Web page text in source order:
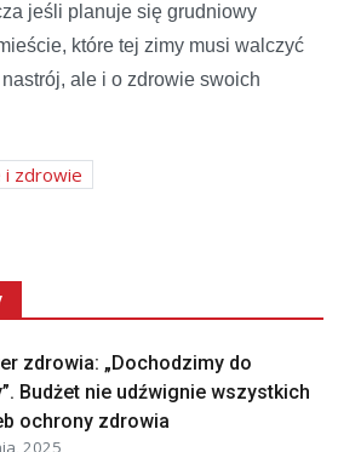
jeśli planuje się grudniowy
które tej zimy musi walczyć
ale i o zdrowie swoich
i zdrowie
zdrowia: „Dochodzimy do
Budżet nie udźwignie wszystkich
ochrony zdrowia
2025